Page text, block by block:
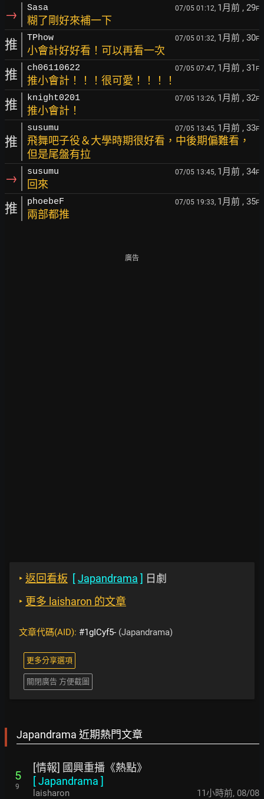
→ Sasa 07/05 01:12, 1月前 , 29F
糊了剛好來補一下
推 TPhow 07/05 01:32, 1月前 , 30F
小會計好好看！可以再看一次
推 ch06110622 07/05 07:47, 1月前 , 31 F
推小會計！！！很可愛！！！！
推 knight0201 07/05 13:26, 1月前 , 32F
推小會計！
推
susumu 07/05 13:45, 1月前 , 33F
飛舞吧子役＆大學時期很好看，中後期偏難看，
但是尾盤有拉
→ susumu 07/05 13:45, 1月前 , 34F
回來
推 phoebeF 07/05 19:33, 1月前 , 35F
兩部都推
廣告
‣ 返回看板 [Japandrama ] 日劇
‣ 更多 laisharon 的文章
文章代碼(AID): #1gICyf5- (Japandrama)
更多分享選項
關閉廣告 方便截圖
Japandrama 近期熱門文章
5
9
[情報] 國興重播《熱點》
[Japandrama ]
laisharon 11小時前, 08/08